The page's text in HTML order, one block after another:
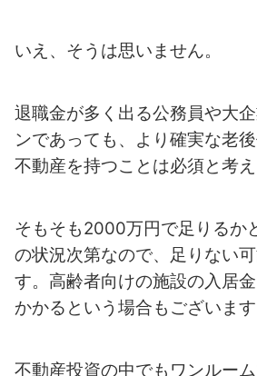
いえ、そうは思いません。
退職金が多く出る公務員や大
ンであっても、より確実な老
不動産を持つことは必須と考え
そもそも2000万円で足りるか
の状況次第なので、足りない
す。高齢者向けの施設の入居
かかるという場合もございます
不動産投資の中でもワンルー